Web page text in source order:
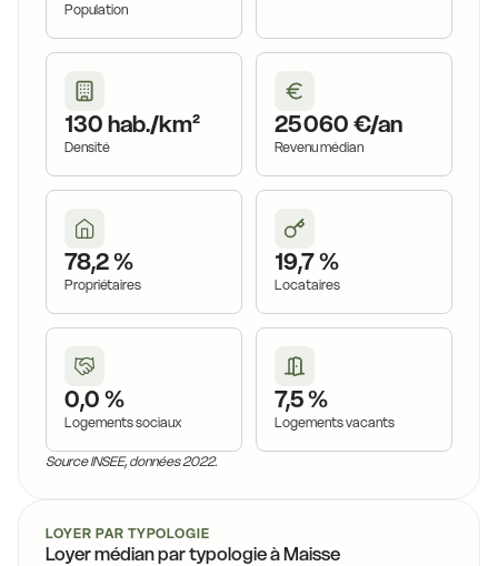
Population
130 hab./km²
Densité
25 060 €/an
Revenu médian
78,2 %
Propriétaires
19,7 %
Locataires
0,0 %
Logements sociaux
7,5 %
Logements vacants
Source INSEE, données 2022.
LOYER PAR TYPOLOGIE
Loyer médian par typologie à Maisse